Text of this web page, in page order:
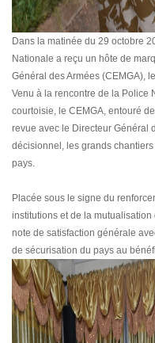
Dans la matinée du 29 octobre
Nationale a reçu un hôte de
Général des Armées (CEMGA),
Venu à la rencontre de la Police
courtoisie, le CEMGA, entouré
revue avec le Directeur Général
décisionnel, les grands
pays.
Placée sous le signe du
institutions et de la
note de satisfaction générale
de sécurisation du pays au